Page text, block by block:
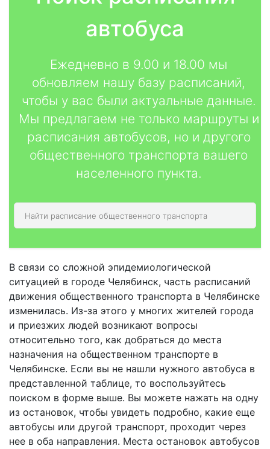
автобуса
Ежедневно в 9.00 и 18.00 мы
обновляем нашу базу расписаний,
чтобы у вас были актуальные данные.
Мы предлагаем не только маршруты и
расписания автобусов, но и другого
общественного транспорта вашего
населенного пункта.
В связи со сложной эпидемиологической
ситуацией в городе Челябинск, часть расписаний
движения общественного транспорта в Челябинске
изменилась. Из-за этого у многих жителей города
и приезжих людей возникают вопросы
относительно того, как добраться до места
назначения на общественном транспорте в
Челябинске. Если вы не нашли нужного автобуса в
представленной таблице, то воспользуйтесь
поиском в форме выше. Вы можете нажать на одну
из остановок, чтобы увидеть подробно, какие еще
автобусы или другой транспорт, проходит через
нее в оба направления. Места остановок автобусов